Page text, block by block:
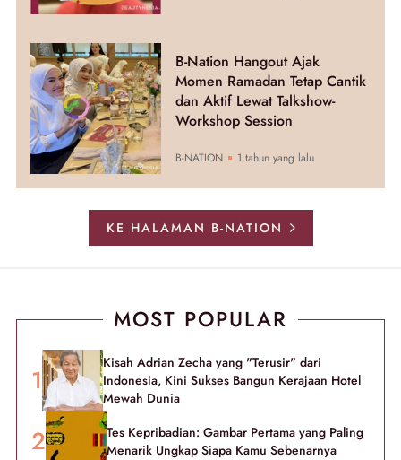
B-Nation Hangout Ajak
Momen Ramadan Tetap Cantik
dan Aktif Lewat Talkshow-
Workshop Session
B-NATION 1 tahun yang lalu
KE HALAMAN B-NATION
MOST POPULAR
Kisah Adrian Zecha yang "Terusir" dari
Indonesia, Kini Sukses Bangun Kerajaan Hotel
Mewah Dunia
Tes Kepribadian: Gambar Pertama yang Paling
Menarik Ungkap Siapa Kamu Sebenarnya